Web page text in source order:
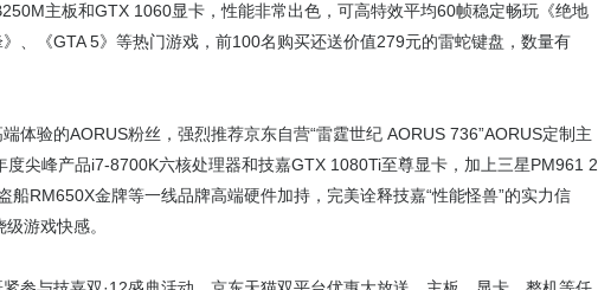
主板和GTX 1060显卡，性能非常出色，可高特效平均60帧稳定畅玩《绝地
、《GTA 5》等热门游戏，前100名购买还送价值279元的雷蛇键盘，数量有
体验的AORUS粉丝，强烈推荐京东自营“雷霆世纪 AORUS 736”AORUS定制主
度尖峰产品i7-8700K六核处理器和技嘉GTX 1080Ti至尊显卡，加上三星PM961 2
船RM650X金牌等一线品牌高端硬件加持，完美诠释技嘉“性能怪兽”的实力信
游戏快感。